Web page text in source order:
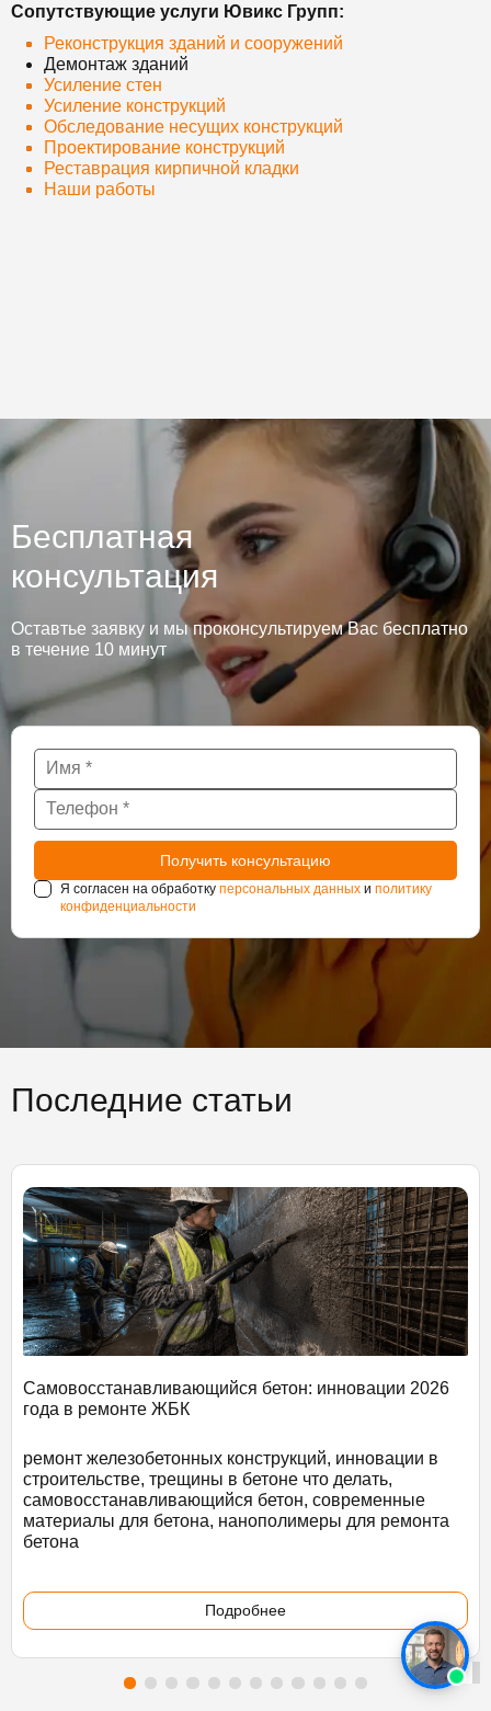
Сопутствующие услуги Ювикс Групп:
Реконструкция зданий и сооружений
Демонтаж зданий
Усиление стен
Усиление конструкций
Обследование несущих конструкций
Проектирование конструкций
Реставрация кирпичной кладки
Наши работы
Бесплатная
консультация
Оставтье заявку и мы проконсультируем Вас бесплатно
в течение 10 минут
Я согласен на обработку персональных данных и политику
конфиденциальности
Последние статьи
Самовосстанавливающийся бетон: инновации 2026
года в ремонте ЖБК
ремонт железобетонных конструкций, инновации в
строительстве, трещины в бетоне что делать,
самовосстанавливающийся бетон, современные
материалы для бетона, нанополимеры для ремонта
бетона
Подробнее